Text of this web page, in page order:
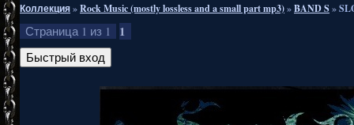
Коллекция»Rock Music (mostly lossless and a small part mp3)»BAND S »
Страница 1 из 1 1